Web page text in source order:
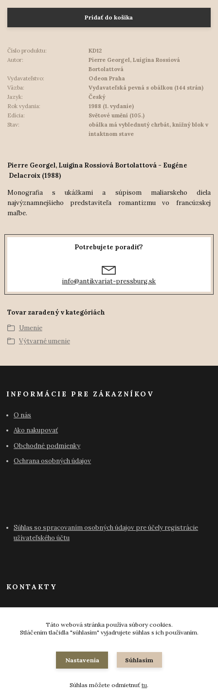
Pridať do košíka
Číslo produktu:
KD12
Autor:
Pierre Georgel, Luigina Rossiová
Bortolattová
Vydavateľstvo:
Odeon Praha
Väzba:
Vydavateľská pevná s obálkou (144 strán)
Jazyk:
Český
Rok vydania:
1988 (1. vydanie)
Edícia:
Světové umění (105.)
Stav:
obálka má vyblednutý chrbát, knižný blok v
intaktnom stave
Pierre Georgel, Luigina Rossiová Bortolattová - Eugéne
Delacroix (1988)
Monografia s ukážkami a súpisom maliarskeho diela
najvýznamnejšieho predstaviteľa romantizmu vo francúzskej
maľbe.
Potrebujete poradiť?
info@antikvariat-pressburg.sk
Tovar zaradený v kategóriách
Umenie
Výtvarné umenie
INFORMÁCIE PRE ZÁKAZNÍKOV
O nás
Ako nakupovať
Obchodné podmienky
Ochrana osobných údajov
Súhlas so spracovaním osobných údajov pre účely registrácie
užívateľského účtu
KONTAKTY
Vytvorené na
Eshop-rychlo.sk
Táto webová stránka používa súbory cookies.
Stláčením tlačidla "súhlasím" vyjadrujete súhlas s ich používaním.
Nastavenia Súhlasím
Súhlas môžete odmietnuť tu.